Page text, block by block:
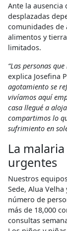
Ante la ausencia
desplazadas
comunidades de
alimentos y
limitados.
“Las personas
explica Josefina
agotamiento se
vivíamos aquí
casa llegué a
compartimos lo
sufrimiento en
La
urgentes
Nuestros
Sede, Alua
número de
más de 18,000
consultas